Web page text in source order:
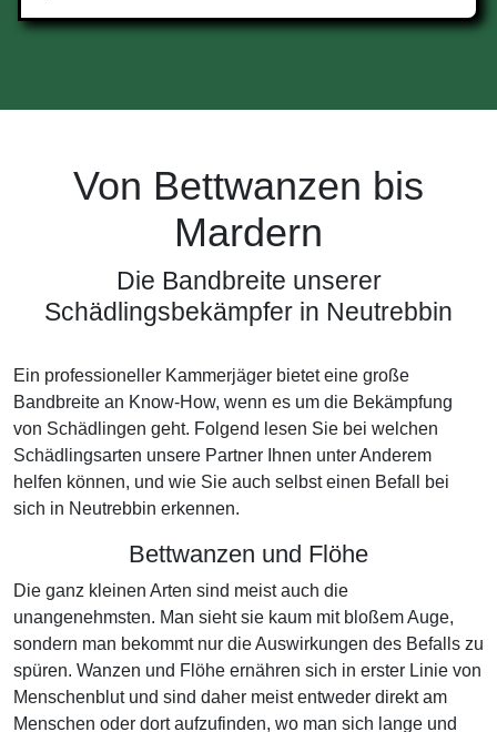
Von Bettwanzen bis
Mardern
Die Bandbreite unserer
Schädlingsbekämpfer in Neutrebbin
Ein professioneller Kammerjäger bietet eine große
Bandbreite an Know-How, wenn es um die Bekämpfung
von Schädlingen geht. Folgend lesen Sie bei welchen
Schädlingsarten unsere Partner Ihnen unter Anderem
helfen können, und wie Sie auch selbst einen Befall bei
sich in Neutrebbin erkennen.
Bettwanzen und Flöhe
Die ganz kleinen Arten sind meist auch die
unangenehmsten. Man sieht sie kaum mit bloßem Auge,
sondern man bekommt nur die Auswirkungen des Befalls zu
spüren. Wanzen und Flöhe ernähren sich in erster Linie von
Menschenblut und sind daher meist entweder direkt am
Menschen oder dort aufzufinden, wo man sich lange und